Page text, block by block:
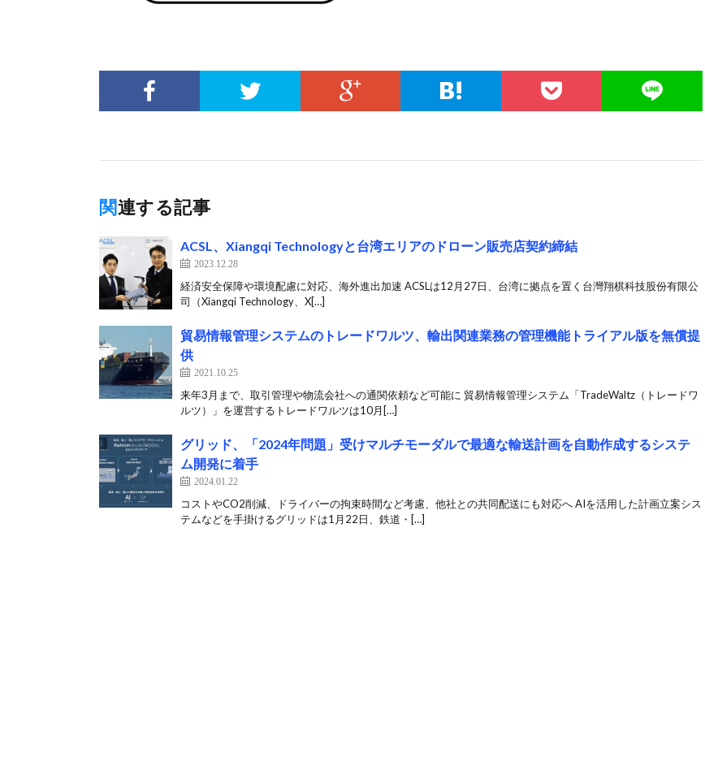
関連する記事
ACSL、Xiangqi Technologyと台湾エリアのドローン販売店契約締結
2023.12.28
経済安全保障や環境配慮に対応、海外進出加速 ACSLは12月27日、台湾に拠点を置く台灣翔棋科技股份有限公
司（Xiangqi Technology、X[…]
貿易情報管理システムのトレードワルツ、輸出関連業務の管理機能トライアル版を無償提
供
2021.10.25
来年3月まで、取引管理や物流会社への通関依頼など可能に 貿易情報管理システム「TradeWaltz（トレードワ
ルツ）」を運営するトレードワルツは10月[…]
グリッド、「2024年問題」受けマルチモーダルで最適な輸送計画を自動作成するシステ
ム開発に着手
2024.01.22
コストやCO2削減、ドライバーの拘束時間など考慮、他社との共同配送にも対応へ AIを活用した計画立案シス
テムなどを手掛けるグリッドは1月22日、鉄道・[…]